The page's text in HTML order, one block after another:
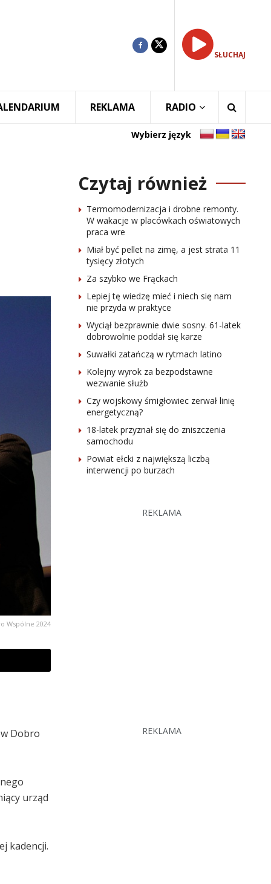
SŁUCHAJ
REKLAMA RADIO
Wybierz język
Wspólne 2024
Dobro
urząd
kadencji.
Czytaj również
Termomodernizacja i drobne remonty.
W wakacje w placówkach oświatowych
praca wre
Miał być pellet na zimę, a jest strata 11
tysięcy złotych
Za szybko we Frąckach
Lepiej tę wiedzę mieć i niech się nam
nie przyda w praktyce
Wyciął bezprawnie dwie sosny. 61-latek
dobrowolnie poddał się karze
Suwałki zatańczą w rytmach latino
Kolejny wyrok za bezpodstawne
wezwanie służb
Czy wojskowy śmigłowiec zerwał linię
energetyczną?
18-latek przyznał się do zniszczenia
samochodu
Powiat ełcki z największą liczbą
interwencji po burzach
REKLAMA
REKLAMA